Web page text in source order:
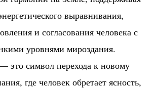
выравнивания,
и согласования человека с
уровнями мироздания.
это символ перехода к новому
где человек обретает ясность,